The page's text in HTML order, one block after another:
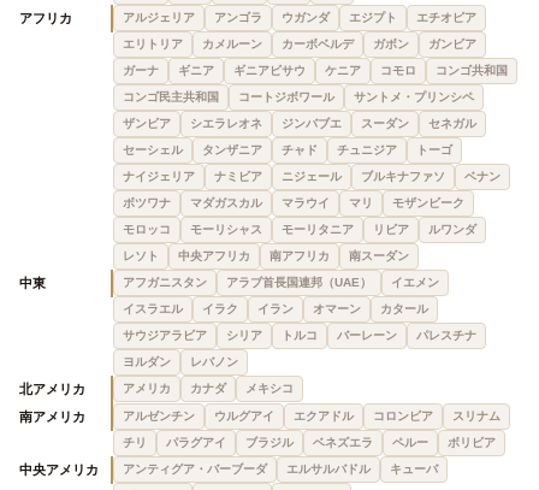
アフリカ アルジェリア アンゴラ ウガンダ エジプト
エチオピア
エリトリア
カメルーン カーボベルデ ガボン
ガンビア
ガーナ
ギニア ギニアビサウ ケニア コモロ
コンゴ共和国
コンゴ民主共和国
コートジボワール
サントメ・プリンシペ
ザンビア
シエラレオネ ジンバブエ スーダン
セネガル
セーシェル
タンザニア チャド チュニジア
トーゴ
ナイジェリア
ナミビア ニジェール ブルキナファソ
ベナン
ボツワナ
マダガスカル マラウイ マリ
モザンビーク
モロッコ
モーリシャス モーリタニア リビア
ルワンダ
レソト
中央アフリカ 南アフリカ 南スーダン
中東 アフガニスタン アラブ首長国連邦（UAE）
イエメン
イスラエル
イラク イラン オマーン
カタール
サウジアラビア
シリア トルコ バーレーン
パレスチナ
ヨルダン
レバノン
北アメリカ アメリカ カナダ メキシコ
南アメリカ アルゼンチン ウルグアイ エクアドル コロンビア
スリナム
チリ
パラグアイ ブラジル ベネズエラ ペルー ボリビア
中央アメリカ アンティグア・バーブーダ エルサルバドル
キューバ